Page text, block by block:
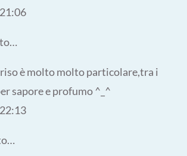
è molto molto particolare,tra i
sapore e profumo ^_^